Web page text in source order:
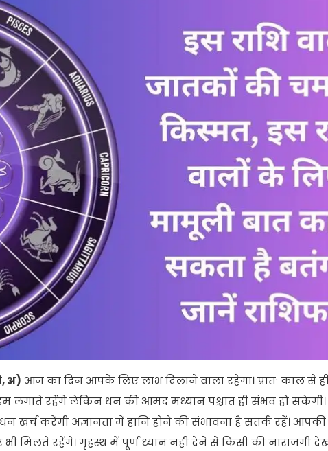
अ) आज का दिन आपके लिए लाभ दिलाने वाला रहेगा। प्रातः काल से
रहेंगे लेकिन धन की आमद मध्यान पश्चात ही संभव हो
खर्च करेंगी अज्ञानता में हानि होने की संभावना है सतर्क रहें।
रहेंगे। गृहस्थ में पूर्ण ध्यान नही देने से किसी की नाराजगी